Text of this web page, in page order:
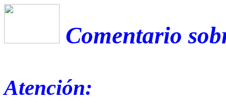
Comentario
Atención: